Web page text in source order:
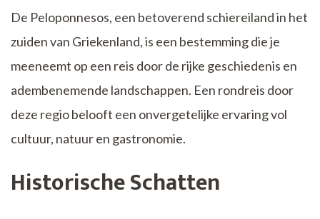
De Peloponnesos, een betoverend schiereiland in het
zuiden van Griekenland, is een bestemming die je
meeneemt op een reis door de rijke geschiedenis en
adembenemende landschappen. Een rondreis door
deze regio belooft een onvergetelijke ervaring vol
cultuur, natuur en gastronomie.
Historische Schatten